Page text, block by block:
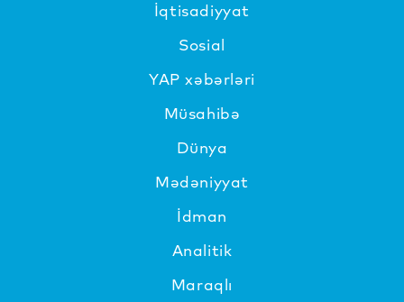
İqtisadiyyat
Sosial
YAP xəbərləri
Müsahibə
Dünya
Mədəniyyat
İdman
Analitik
Maraqlı